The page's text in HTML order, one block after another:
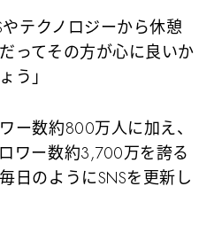
テクノロジーから休憩
ってその方が心に良いか
う」
ー数約800万人に加え、
ワー数約3,700万を誇る
日のようにSNSを更新し